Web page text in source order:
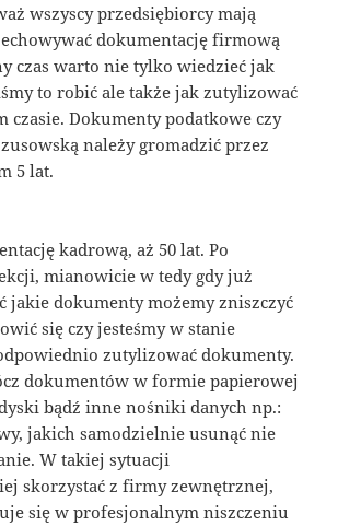
wszyscy przedsiębiorcy mają
dokumentację firmową
czas warto nie tylko wiedzieć jak
to robić ale także jak zutylizować
czasie. Dokumenty podatkowe czy
należy gromadzić przez
5 lat.
kadrową, aż 50 lat. Po
mianowicie w tedy gdy już
jakie dokumenty możemy zniszczyć
się czy jesteśmy w stanie
zutylizować dokumenty.
dokumentów w formie papierowej
bądź inne nośniki danych np.:
jakich samodzielnie usunąć nie
W takiej sytuacji
skorzystać z firmy zewnętrznej,
się w profesjonalnym niszczeniu